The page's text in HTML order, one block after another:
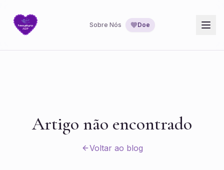
Sobre Nós Doe
Artigo não encontrado
Voltar ao blog